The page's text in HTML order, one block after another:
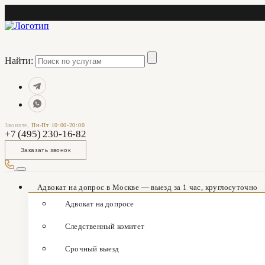
Найти:
Звоните,Пн-Пт 10:00-20:00
+7 (495) 230-16-82
Заказать звонок
Адвокат на допрос в Москве — выезд за 1 час, круглосуточно
Адвокат на допросе
Следственный комитет
Срочный выезд